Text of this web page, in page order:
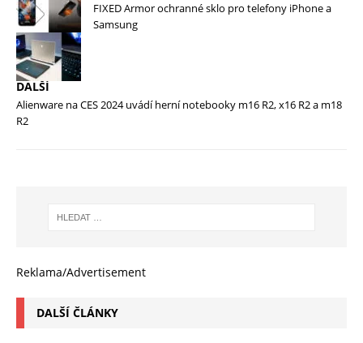
FIXED Armor ochranné sklo pro telefony iPhone a
Samsung
DALŠÍ
Alienware na CES 2024 uvádí herní notebooky m16 R2, x16 R2 a m18
R2
Reklama/Advertisement
DALŠÍ ČLÁNKY